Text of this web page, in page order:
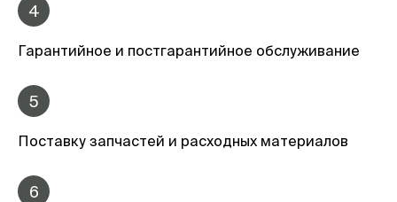
4
Гарантийное и постгарантийное обслуживание
5
Поставку запчастей и расходных материалов
6